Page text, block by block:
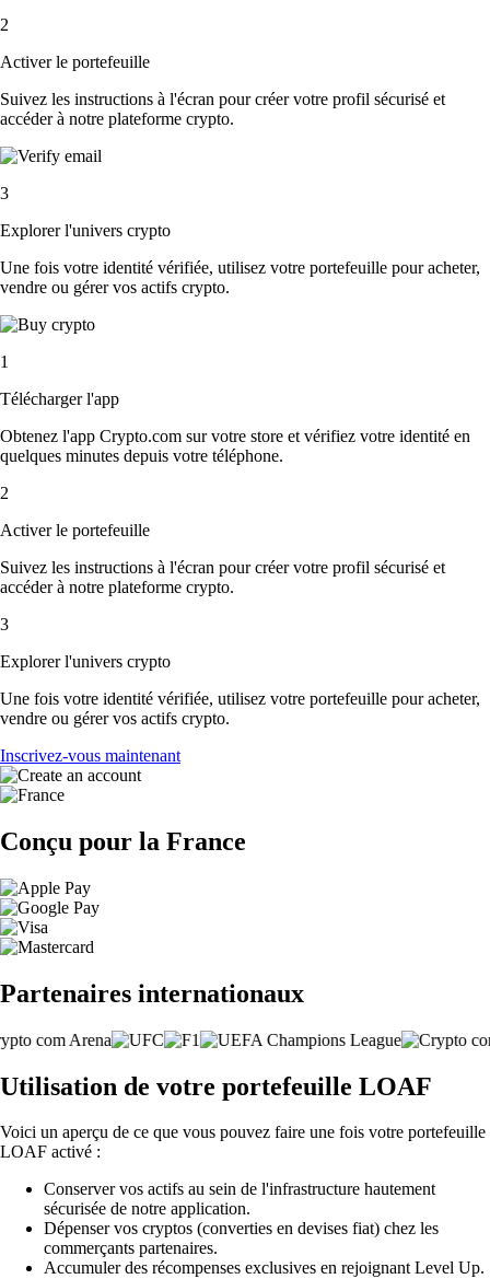
2
Activer le portefeuille
Suivez les instructions à l'écran pour créer votre profil sécurisé et
accéder à notre plateforme crypto.
3
Explorer l'univers crypto
Une fois votre identité vérifiée, utilisez votre portefeuille pour acheter,
vendre ou gérer vos actifs crypto.
1
Télécharger l'app
Obtenez l'app Crypto.com sur votre store et vérifiez votre identité en
quelques minutes depuis votre téléphone.
2
Activer le portefeuille
Suivez les instructions à l'écran pour créer votre profil sécurisé et
accéder à notre plateforme crypto.
3
Explorer l'univers crypto
Une fois votre identité vérifiée, utilisez votre portefeuille pour acheter,
vendre ou gérer vos actifs crypto.
Inscrivez-vous maintenant
Conçu pour la France
Partenaires internationaux
Utilisation de votre portefeuille LOAF
Voici un aperçu de ce que vous pouvez faire une fois votre portefeuille
LOAF activé :
Conserver vos actifs au sein de l'infrastructure hautement
sécurisée de notre application.
Dépenser vos cryptos (converties en devises fiat) chez les
commerçants partenaires.
Accumuler des récompenses exclusives en rejoignant Level Up.